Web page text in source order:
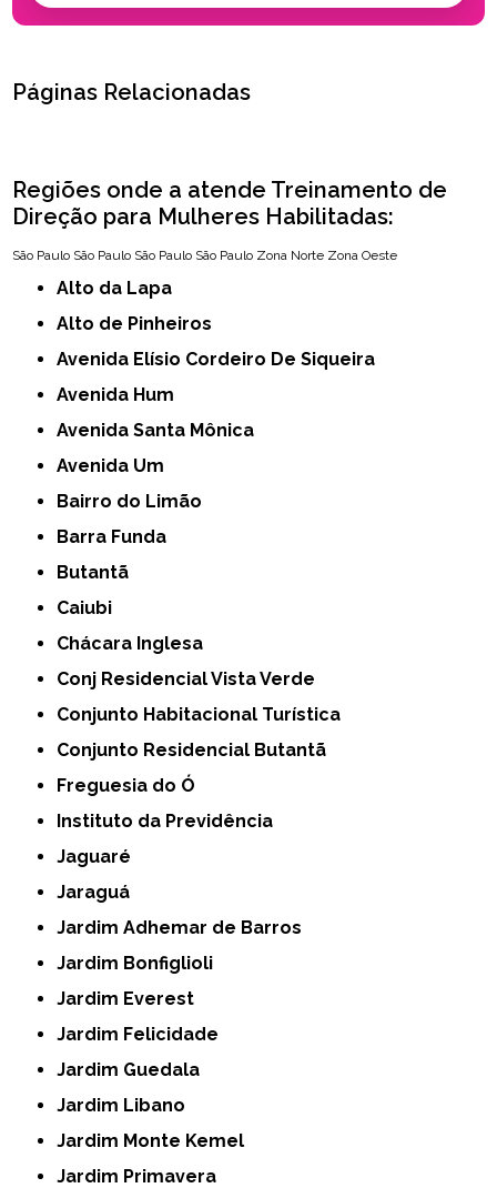
Páginas Relacionadas
Regiões onde a atende Treinamento de
Direção para Mulheres Habilitadas:
São Paulo São Paulo São Paulo São Paulo Zona Norte Zona Oeste
Alto da Lapa
Alto de Pinheiros
Avenida Elísio Cordeiro De Siqueira
Avenida Hum
Avenida Santa Mônica
Avenida Um
Bairro do Limão
Barra Funda
Butantã
Caiubi
Chácara Inglesa
Conj Residencial Vista Verde
Conjunto Habitacional Turística
Conjunto Residencial Butantã
Freguesia do Ó
Instituto da Previdência
Jaguaré
Jaraguá
Jardim Adhemar de Barros
Jardim Bonfiglioli
Jardim Everest
Jardim Felicidade
Jardim Guedala
Jardim Libano
Jardim Monte Kemel
Jardim Primavera